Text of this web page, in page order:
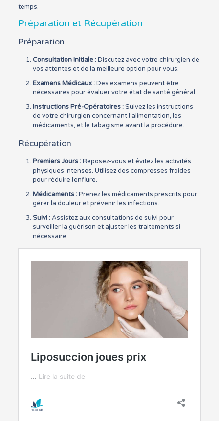
temps.
Préparation et Récupération
Préparation
Consultation Initiale :Discutez avec votre chirurgien de
vos attentes et de la meilleure option pour vous.
Examens Médicaux :Des examens peuvent être
nécessaires pour évaluer votre état de santé général.
Instructions Pré-Opératoires :Suivez les instructions
de votre chirurgien concernant l’alimentation, les
médicaments, et le tabagisme avant la procédure.
Récupération
Premiers Jours :Reposez-vous et évitez les activités
physiques intenses. Utilisez des compresses froides
pour réduire l’enflure.
Médicaments :Prenez les médicaments prescrits pour
gérer la douleur et prévenir les infections.
Suivi :Assistez aux consultations de suivi pour
surveiller la guérison et ajuster les traitements si
nécessaire.